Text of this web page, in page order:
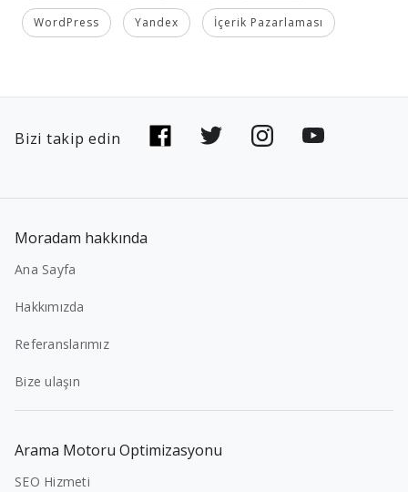
WordPress Yandex İçerik Pazarlaması
Bizi takip edin
Moradam hakkında
Ana Sayfa
Hakkımızda
Referanslarımız
Bize ulaşın
Arama Motoru Optimizasyonu
SEO Hizmeti